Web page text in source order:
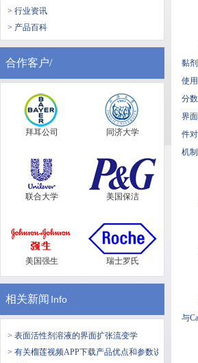
> 行业资讯
> 产品百科
合作客户/
拜耳公司 同济大学
联合大学 美国保洁
美国强生 瑞士罗氏
相关新闻 Info
> 表面活性剂溶液的界面扩张流变学
> 有关榴莲视频APP下载产品优点和参数说
黏
使
分数
界
件
机制
与